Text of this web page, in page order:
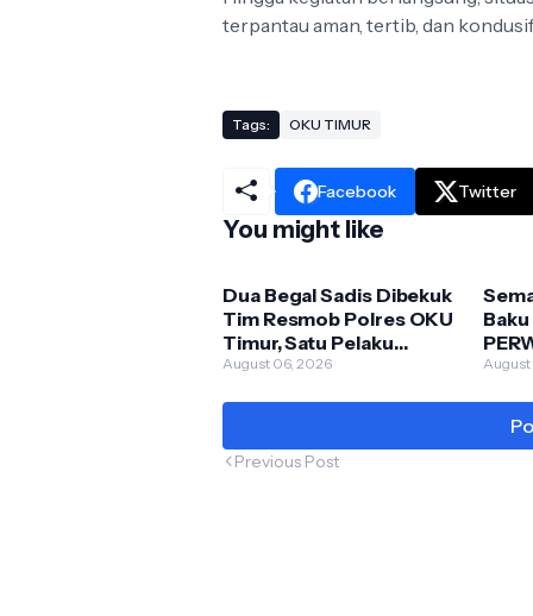
terpantau aman, tertib, dan
Tags: OKU TIMUR
Facebook Twitter
You might like
Dua Begal Sadis Dibekuk
Tim Resmob Polres OKU
Timur, Satu Pelaku
Dilumpuhkan dengan
August 06, 2026
dan
Previous Post